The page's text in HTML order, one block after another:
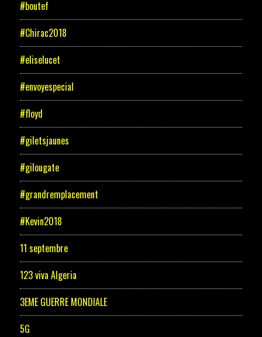
#boutef
#Chirac2018
#eliselucet
#envoyespecial
#floyd
#giletsjaunes
#gilougate
#grandremplacement
#Kevin2018
11 septembre
123 viva Algeria
3EME GUERRE MONDIALE
5G